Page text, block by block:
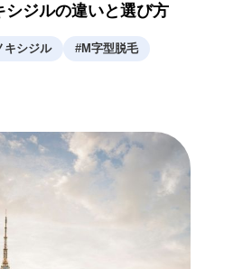
シジルの違いと選び方
キシジル #M字型脱毛